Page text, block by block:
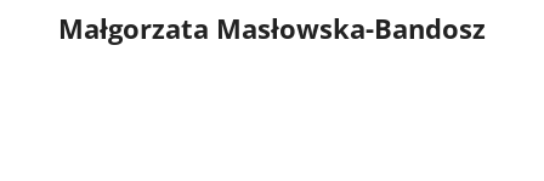
Małgorzata Masłowska-Bandosz